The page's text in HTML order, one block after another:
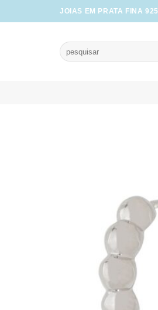
to
JOIAS EM PRATA FINA 925
Pesquisar
por: